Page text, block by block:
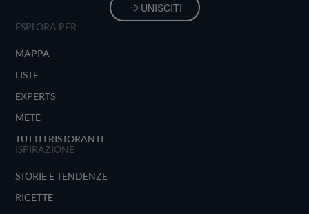
UNISCITI
ESPLORA PER
MAPPA
LISTE
EXPERTS
METE
TUTTI I RISTORANTI
ISPIRAZIONE
STORIE E TENDENZE
RICETTE